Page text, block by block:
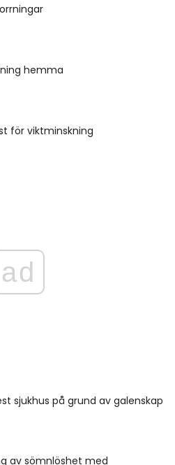
hemma
för viktminskning
ad
sjukhus på grund av galenskap
av sömnlöshet med